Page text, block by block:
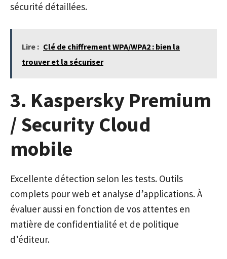
sécurité détaillées.
Lire : Clé de chiffrement WPA/WPA2 : bien la
trouver et la sécuriser
3. Kaspersky Premium
/ Security Cloud
mobile
Excellente détection selon les tests. Outils
complets pour web et analyse d’applications. À
évaluer aussi en fonction de vos attentes en
matière de confidentialité et de politique
d’éditeur.